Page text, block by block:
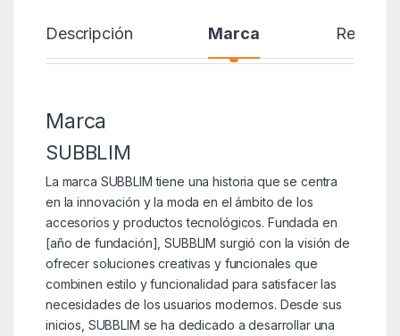
Descripción Marca Reseñas
Marca
SUBBLIM
La marca SUBBLIM tiene una historia que se centra
en la innovación y la moda en el ámbito de los
accesorios y productos tecnológicos. Fundada en
[año de fundación], SUBBLIM surgió con la visión de
ofrecer soluciones creativas y funcionales que
combinen estilo y funcionalidad para satisfacer las
necesidades de los usuarios modernos. Desde sus
inicios, SUBBLIM se ha dedicado a desarrollar una